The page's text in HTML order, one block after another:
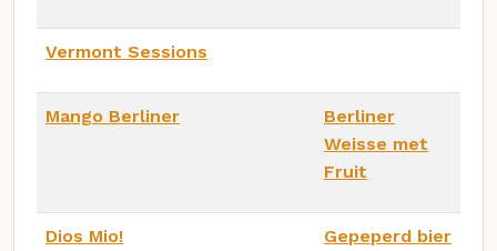
Vermont Sessions
Mango Berliner
Berliner
Weisse met
Fruit
Dios Mio! Gepeperd bier